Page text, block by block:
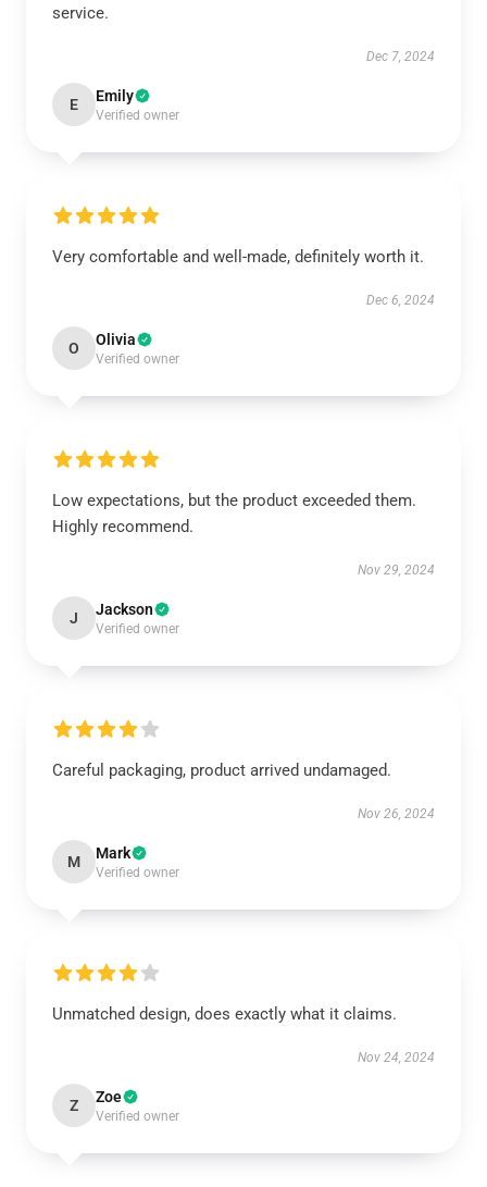
service.
Dec 7, 2024
E Emily
Verified owner
Very comfortable and well-made, definitely worth it.
Dec 6, 2024
O Olivia
Verified owner
Low expectations, but the product exceeded them.
Highly recommend.
Nov 29, 2024
J Jackson
Verified owner
Careful packaging, product arrived undamaged.
Nov 26, 2024
M Mark
Verified owner
Unmatched design, does exactly what it claims.
Nov 24, 2024
Z Zoe
Verified owner